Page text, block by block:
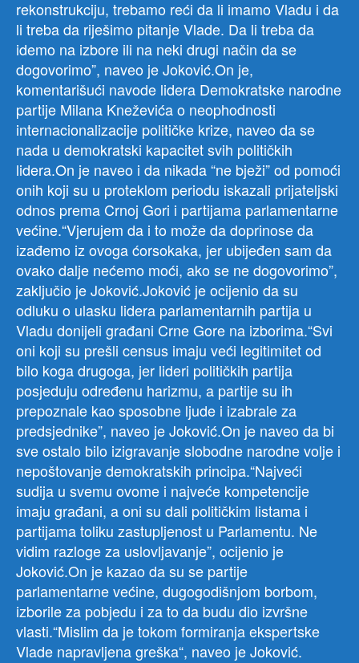
rekonstrukciju, trebamo reći da li imamo Vladu i da
li treba da riješimo pitanje Vlade. Da li treba da
idemo na izbore ili na neki drugi način da se
dogovorimo”, naveo je Joković.On je,
komentarišući navode lidera Demokratske narodne
partije Milana Kneževića o neophodnosti
internacionalizacije političke krize, naveo da se
nada u demokratski kapacitet svih političkih
lidera.On je naveo i da nikada “ne bježi” od pomoći
onih koji su u proteklom periodu iskazali prijateljski
odnos prema Crnoj Gori i partijama parlamentarne
većine.“Vjerujem da i to može da doprinose da
izađemo iz ovoga ćorsokaka, jer ubijeđen sam da
ovako dalje nećemo moći, ako se ne dogovorimo”,
zaključio je Joković.Joković je ocijenio da su
odluku o ulasku lidera parlamentarnih partija u
Vladu donijeli građani Crne Gore na izborima.“Svi
oni koji su prešli census imaju veći legitimitet od
bilo koga drugoga, jer lideri političkih partija
posjeduju određenu harizmu, a partije su ih
prepoznale kao sposobne ljude i izabrale za
predsjednike”, naveo je Joković.On je naveo da bi
sve ostalo bilo izigravanje slobodne narodne volje i
nepoštovanje demokratskih principa.“Najveći
sudija u svemu ovome i najveće kompetencije
imaju građani, a oni su dali političkim listama i
partijama toliku zastupljenost u Parlamentu. Ne
vidim razloge za uslovljavanje”, ocijenio je
Joković.On je kazao da su se partije
parlamentarne većine, dugogodišnjom borbom,
izborile za pobjedu i za to da budu dio izvršne
vlasti.“Mislim da je tokom formiranja ekspertske
Vlade napravljena greška“, naveo je Joković.